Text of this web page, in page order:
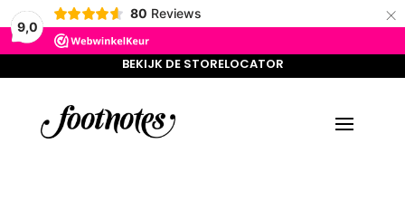
9,0
80 Reviews ×
BEKIJK DE STORELOCATOR
BEKIJK DE STORELOCATOR